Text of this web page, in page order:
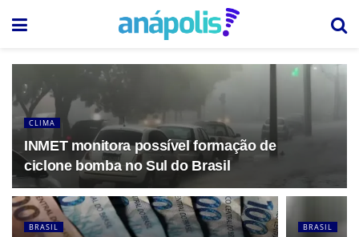
CLIMA
INMET monitora possível formação de
ciclone bomba no Sul do Brasil
BRASIL BRASIL